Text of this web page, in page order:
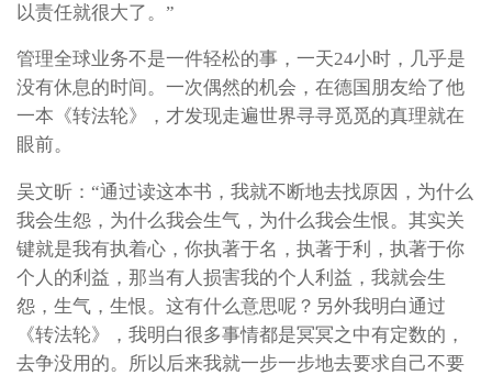
以责任就很大了。”
管理全球业务不是一件轻松的事，一天24小时，几乎是
没有休息的时间。一次偶然的机会，在德国朋友给了他
一本《转法轮》，才发现走遍世界寻寻觅觅的真理就在
眼前。
吴文昕：“通过读这本书，我就不断地去找原因，为什么
我会生怨，为什么我会生气，为什么我会生恨。其实关
键就是我有执着心，你执著于名，执著于利，执著于你
个人的利益，那当有人损害我的个人利益，我就会生
怨，生气，生恨。这有什么意思呢？另外我明白通过
《转法轮》，我明白很多事情都是冥冥之中有定数的，
去争没用的。所以后来我就一步一步地去要求自己不要